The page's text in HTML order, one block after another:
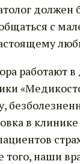
с
работают в
в
наши